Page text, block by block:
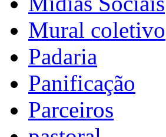
Mural coletivo
Padaria
Panificação
Parceiros